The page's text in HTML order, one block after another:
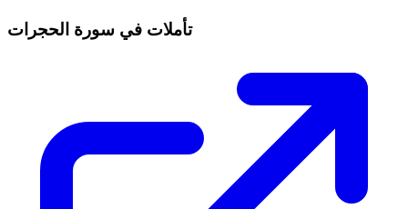
تأملات في سورة الحجرات